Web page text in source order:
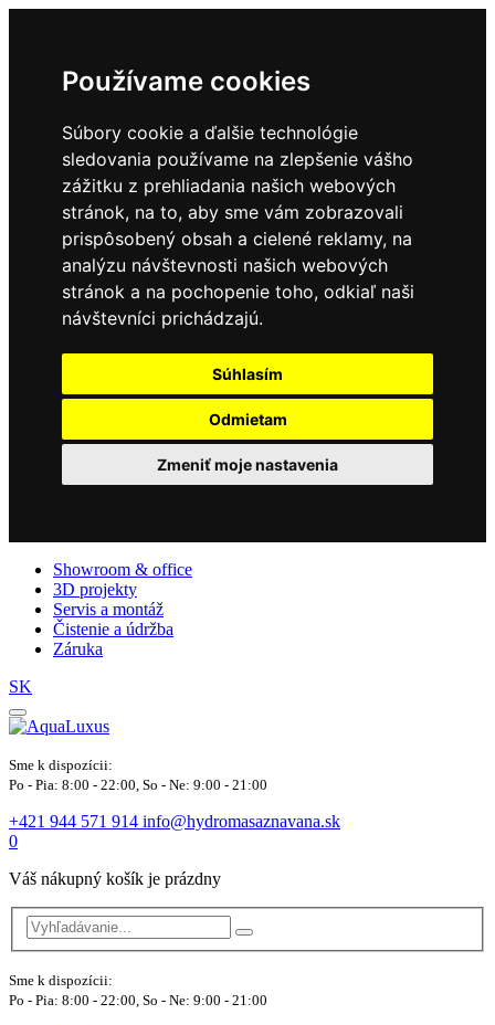
Používame cookies
Súbory cookie a ďalšie technológie
sledovania používame na zlepšenie vášho
zážitku z prehliadania našich webových
stránok, na to, aby sme vám zobrazovali
prispôsobený obsah a cielené reklamy, na
analýzu návštevnosti našich webových
stránok a na pochopenie toho, odkiaľ naši
návštevníci prichádzajú.
Súhlasím
Odmietam
Zmeniť moje nastavenia
Showroom & office
3D projekty
Servis a montáž
Čistenie a údržba
Záruka
SK
Sme k dispozícii:
Po - Pia: 8:00 - 22:00, So - Ne: 9:00 - 21:00
+421 944 571 914 info@hydromasaznavana.sk
0
Váš nákupný košík je prázdny
Sme k dispozícii:
Po - Pia: 8:00 - 22:00, So - Ne: 9:00 - 21:00